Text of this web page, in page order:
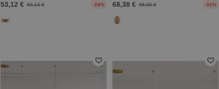
53,12 € 69,13 € -24% 68,38 € 98,90 € -31%